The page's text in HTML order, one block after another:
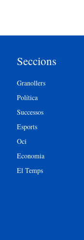
Seccions
Granollers
Política
Successos
Esports
Oci
Economia
El Temps